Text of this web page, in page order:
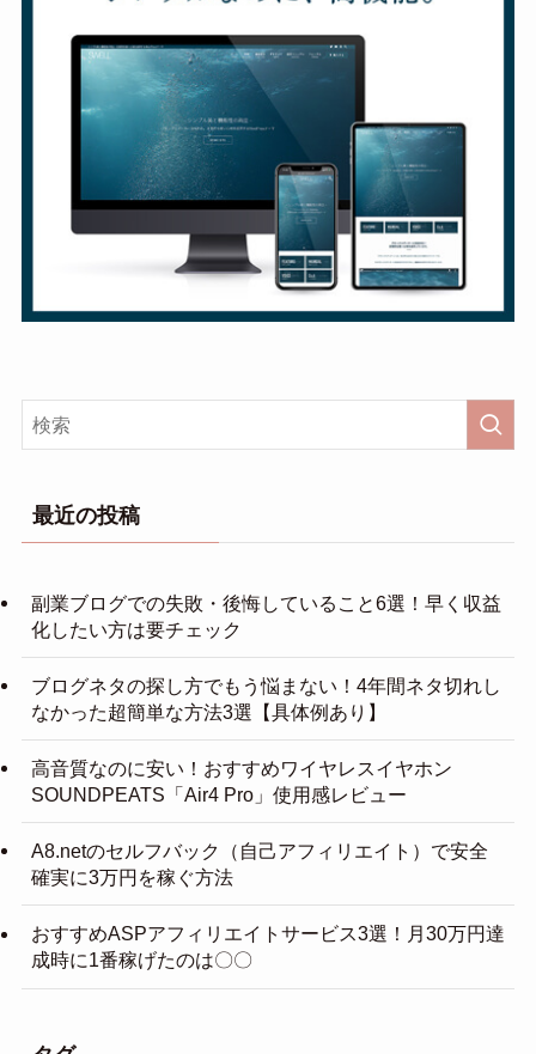
最近の投稿
副業ブログでの失敗・後悔していること6選！早く収益
化したい方は要チェック
ブログネタの探し方でもう悩まない！4年間ネタ切れし
なかった超簡単な方法3選【具体例あり】
高音質なのに安い！おすすめワイヤレスイヤホン
SOUNDPEATS「Air4 Pro」使用感レビュー
A8.netのセルフバック（自己アフィリエイト）で安全
確実に3万円を稼ぐ方法
おすすめASPアフィリエイトサービス3選！月30万円達
成時に1番稼げたのは〇〇